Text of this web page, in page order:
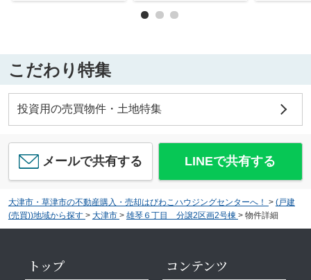
こだわり特集
投資用の売買物件・土地特集
メールで共有する LINEで共有する
大津市・草津市の不動産購入・売却はびわこハウジングセンターへ！ > (戸建
(売買))地域から探す > 大津市 > 雄琴６丁目 分譲2区画2号棟 > 物件詳細
トップ コンテンツ